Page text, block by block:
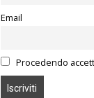
Email
Procedendo